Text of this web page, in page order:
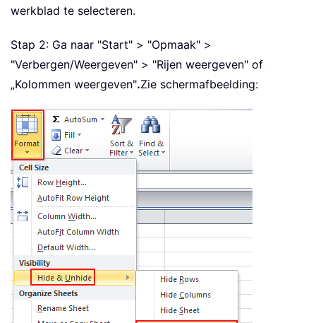
werkblad te selecteren.
Stap 2: Ga naar "Start" > "Opmaak" >
"Verbergen/Weergeven" > "Rijen weergeven" of
„Kolommen weergeven".Zie schermafbeelding: